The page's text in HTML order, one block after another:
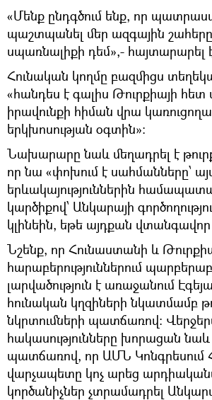
«Մենք ընդգծում ենք, որ
պաշտպանել մեր ազգային
սպառնալիքի դեմ»,- հայտարարել
Հունական կողմը բազմիցս
«հանդես է գալիս Թուրքիայի հետ
իրավունքի հիման վրա
երկխոսության օգտին»:
Նախարարը նաև մեղադրել է
որ նա «փոխում է սահմանները՝
երևակայություններին
կարծիքով՝ Անկարայի
կլինեին, եթե այդքան վտանգավոր
Նշենք, որ Հունաստանի և
հարաբերություններում
լարվածություն է առաջանում
հունական կղզիների նկատմամբ
նկրտումների պատճառով։
հակասությունները խորացան նաև
պատճառով, որ ԱՄՆ Կոնգրեսում
վարչապետը կոչ արեց
կործանիչներ չտրամադրել